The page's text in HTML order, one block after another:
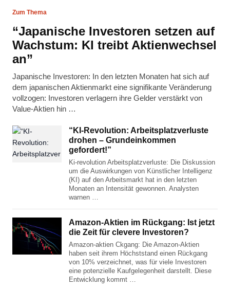
Zum Thema
“Japanische Investoren setzen auf
Wachstum: KI treibt Aktienwechsel
an”
Japanische Investoren: In den letzten Monaten hat sich auf
dem japanischen Aktienmarkt eine signifikante Veränderung
vollzogen: Investoren verlagern ihre Gelder verstärkt von
Value-Aktien hin …
“KI-Revolution: Arbeitsplatzverluste
drohen – Grundeinkommen
gefordert!”
Ki-revolution Arbeitsplatzverluste: Die Diskussion
um die Auswirkungen von Künstlicher Intelligenz
(KI) auf den Arbeitsmarkt hat in den letzten
Monaten an Intensität gewonnen. Analysten
warnen …
Amazon-Aktien im Rückgang: Ist jetzt
die Zeit für clevere Investoren?
Amazon-aktien Ckgang: Die Amazon-Aktien
haben seit ihrem Höchststand einen Rückgang
von 10% verzeichnet, was für viele Investoren
eine potenzielle Kaufgelegenheit darstellt. Diese
Entwicklung kommt …